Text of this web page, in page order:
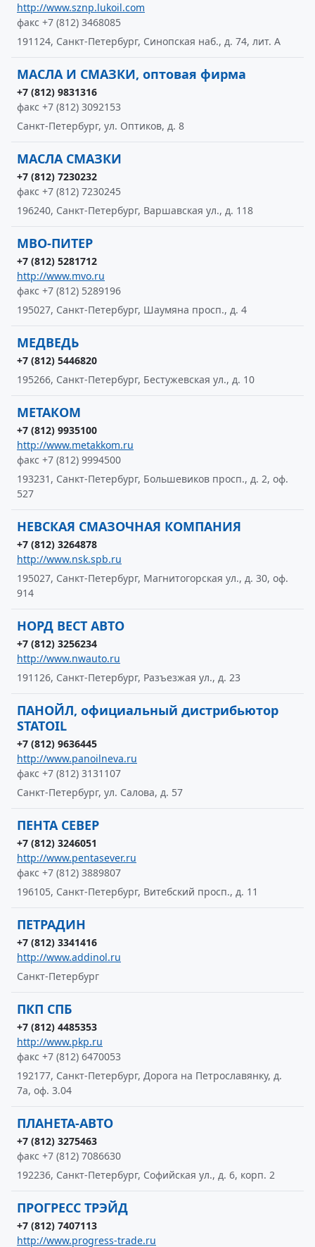
http://www.sznp.lukoil.com
факс +7 (812) 3468085
191124, Санкт-Петербург, Синопская наб., д. 74, лит. А
МАСЛА И СМАЗКИ, оптовая фирма
+7 (812) 9831316
факс +7 (812) 3092153
Санкт-Петербург, ул. Оптиков, д. 8
МАСЛА СМАЗКИ
+7 (812) 7230232
факс +7 (812) 7230245
196240, Санкт-Петербург, Варшавская ул., д. 118
МВО-ПИТЕР
+7 (812) 5281712
http://www.mvo.ru
факс +7 (812) 5289196
195027, Санкт-Петербург, Шаумяна просп., д. 4
МЕДВЕДЬ
+7 (812) 5446820
195266, Санкт-Петербург, Бестужевская ул., д. 10
МЕТАКОМ
+7 (812) 9935100
http://www.metakkom.ru
факс +7 (812) 9994500
193231, Санкт-Петербург, Большевиков просп., д. 2, оф.
527
НЕВСКАЯ СМАЗОЧНАЯ КОМПАНИЯ
+7 (812) 3264878
http://www.nsk.spb.ru
195027, Санкт-Петербург, Магнитогорская ул., д. 30, оф.
914
НОРД ВЕСТ АВТО
+7 (812) 3256234
http://www.nwauto.ru
191126, Санкт-Петербург, Разъезжая ул., д. 23
ПАНОЙЛ, официальный дистрибьютор
STATOIL
+7 (812) 9636445
http://www.panoilneva.ru
факс +7 (812) 3131107
Санкт-Петербург, ул. Салова, д. 57
ПЕНТА СЕВЕР
+7 (812) 3246051
http://www.pentasever.ru
факс +7 (812) 3889807
196105, Санкт-Петербург, Витебский просп., д. 11
ПЕТРАДИН
+7 (812) 3341416
http://www.addinol.ru
Санкт-Петербург
ПКП СПБ
+7 (812) 4485353
http://www.pkp.ru
факс +7 (812) 6470053
192177, Санкт-Петербург, Дорога на Петрославянку, д.
7а, оф. 3.04
ПЛАНЕТА-АВТО
+7 (812) 3275463
факс +7 (812) 7086630
192236, Санкт-Петербург, Софийская ул., д. 6, корп. 2
ПРОГРЕСС ТРЭЙД
+7 (812) 7407113
http://www.progress-trade.ru